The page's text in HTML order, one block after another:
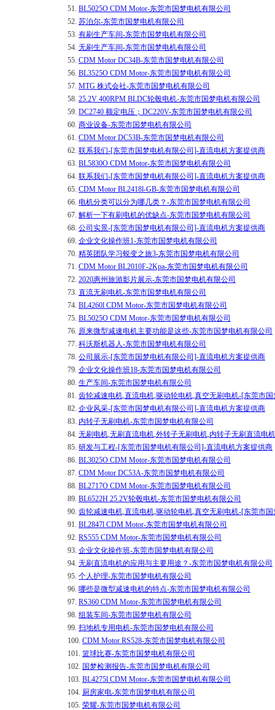
51. BL5025O CDM Motor-东莞市国梦电机有限公司
52. 苏泊尔-东莞市国梦电机有限公司
53. 有刷生产车间-东莞市国梦电机有限公司
54. 无刷生产车间-东莞市国梦电机有限公司
55. CDM Motor DC34B-东莞市国梦电机有限公司
56. BL3525O CDM Motor-东莞市国梦电机有限公司
57. MTG 株式会社-东莞市国梦电机有限公司
58. 25.2V 400RPM BLDC轮毂电机-东莞市国梦电机有限公司
59. DC2740 额定电压；DC220V-东莞市国梦电机有限公司
60. 商业设备-东莞市国梦电机有限公司
61. CDM Motor DC53B-东莞市国梦电机有限公司
62. 联系我们-[东莞市国梦电机有限公司]-直流电机方案提供商
63. BL5830O CDM Motor-东莞市国梦电机有限公司
64. 联系我们-[东莞市国梦电机有限公司]-直流电机方案提供商
65. CDM Motor BL2418l-GB-东莞市国梦电机有限公司
66. 电机分类可以分为哪几类？-东莞市国梦电机有限公司
67. 解析一下有刷电机的优缺点-东莞市国梦电机有限公司
68. 公司实景-[东莞市国梦电机有限公司]-直流电机方案提供商
69. 企业文化操作班1-东莞市国梦电机有限公司
70. 精英团队学习蜕变之旅3-东莞市国梦电机有限公司
71. CDM Motor BL2010F-2Kpa-东莞市国梦电机有限公司
72. 2020惠州旅游影片展示-东莞市国梦电机有限公司
73. 直流无刷电机-东莞市国梦电机有限公司
74. BL4260l CDM Motor-东莞市国梦电机有限公司
75. BL5025O CDM Motor-东莞市国梦电机有限公司
76. 原来微型减速电机主要功能是这些-东莞市国梦电机有限公司
77. 科沃斯机器人-东莞市国梦电机有限公司
78. 公司展示-[东莞市国梦电机有限公司]-直流电机方案提供商
79. 企业文化操作班18-东莞市国梦电机有限公司
80. 生产车间-东莞市国梦电机有限公司
81. 齿轮减速电机,直流电机,驱动轮电机,真空无刷电机-[东莞市
82. 企业风采-[东莞市国梦电机有限公司]-直流电机方案提供商
83. 内转子无刷电机-东莞市国梦电机有限公司
84. 无刷电机,无刷直流电机,外转子无刷电机,内转子无刷直流电
85. 研发与工程-[东莞市国梦电机有限公司]-直流电机方案提供商
86. BL3025O CDM Motor-东莞市国梦电机有限公司
87. CDM Motor DC53A-东莞市国梦电机有限公司
88. BL2717O CDM Motor-东莞市国梦电机有限公司
89. BL6522H 25.2V轮毂电机-东莞市国梦电机有限公司
90. 齿轮减速电机,直流电机,驱动轮电机,真空无刷电机-[东莞市
91. BL2847l CDM Motor-东莞市国梦电机有限公司
92. RS555 CDM Motor-东莞市国梦电机有限公司
93. 企业文化操作班-东莞市国梦电机有限公司
94. 无刷直流电机的应用与主要用途？-东莞市国梦电机有限公司
95. 个人护理-东莞市国梦电机有限公司
96. 哪些是微型减速电机的特点-东莞市国梦电机有限公司
97. RS360 CDM Motor-东莞市国梦电机有限公司
98. 组装车间-东莞市国梦电机有限公司
99. 扫地机专用电机-东莞市国梦电机有限公司
100. CDM Motor RS528-东莞市国梦电机有限公司
101. 篮球比赛-东莞市国梦电机有限公司
102. 国梦检测报告-东莞市国梦电机有限公司
103. BL4275l CDM Motor-东莞市国梦电机有限公司
104. 厨房家电-东莞市国梦电机有限公司
105. 荣耀-东莞市国梦电机有限公司